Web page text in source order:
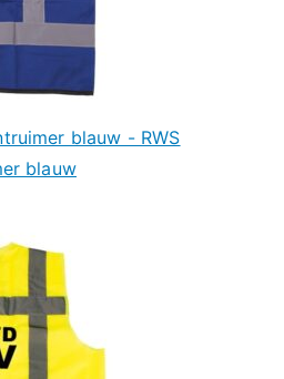
blauw - RWS
blauw